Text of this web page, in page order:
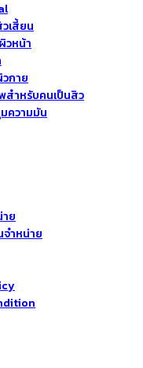
เสี้ยน
วหน้า
กาย
สำหรับคนเป็นสิว
ความมัน
ย
ำหน่าย